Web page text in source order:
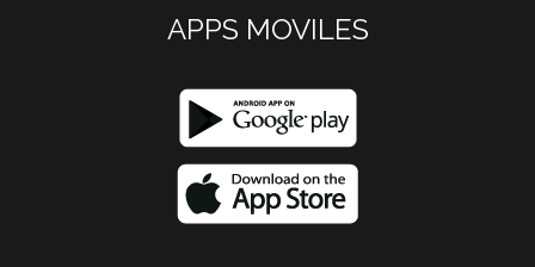
APPS MOVILES